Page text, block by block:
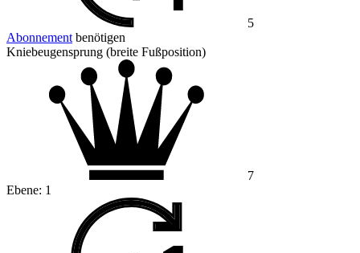
5
Abonnement benötigen
Kniebeugensprung (breite Fußposition)
7
Ebene: 1